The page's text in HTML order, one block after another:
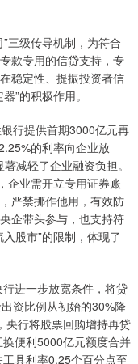
三级传导机制，为符合
款专用的信贷支持，专
稳定性、提振投资者信
”的积极作用。
行提供首期3000亿元再
的利率向企业放
减轻了企业融资负担。
企业需开立专用证券账
严禁挪作他用，有效防
企带头参与，也支持符
股市”的限制，体现了
进一步放宽条件，将贷
资比例从初始的30%降
央行将股票回购增持再贷
便利5000亿元额度合并
具利率0.25个百分点至